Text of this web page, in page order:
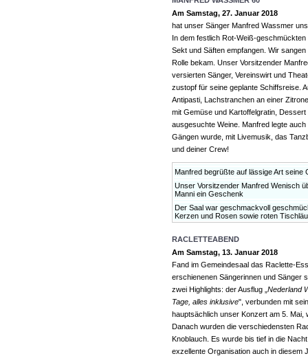
Am Samstag, 27. Januar 2018
hat unser Sänger Manfred Wassmer
In dem festlich Rot-Weiß-
Sekt und Säften empfangen. Wir
Rolle bekam. Unser Vorsitzender
versierten Sänger, Vereinswirt und
zustopf für seine geplante Schiffsreise.
Antipasti, Lachstranchen an einer
mit Gemüse und Kartoffelgratin,
ausgesuchte Weine. Manfred legte
Gängen wurde, mit Livemusik, das
und deiner Crew!
Manfred begrüßte auf lässige Art seine
Unser Vorsitzender Manfred Wenisch
Manni ein Geschenk
Der Saal war geschmackvoll
Kerzen und Rosen sowie roten
RACLETTEABEND
Am Samstag, 13. Januar 2018
Fand im Gemeindesaal das Raclette-
erschienenen Sängerinnen und Sänger
zwei Highlights: der Ausflug „ Nederland
Tage, alles inklusive", verbunden mit
hauptsächlich unser Konzert am 5. Mai,
Danach wurden die verschiedensten
Knoblauch. Es wurde bis tief in die
exzellente Organisation auch in diesem